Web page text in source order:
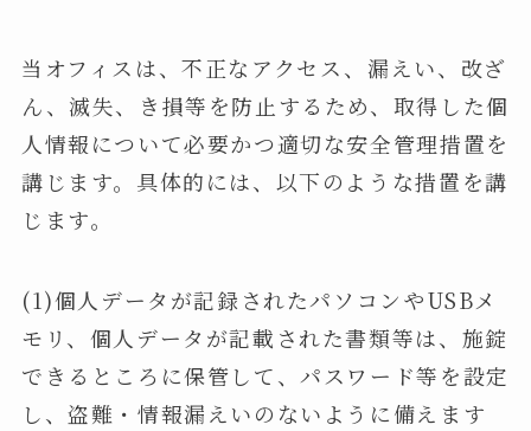
当オフィスは、不正なアクセス、漏えい、改ざ
ん、滅失、き損等を防止するため、取得した個
人情報について必要かつ適切な安全管理措置を
講じます。具体的には、以下のような措置を講
じます。
(1)個人データが記録されたパソコンやUSBメ
モリ、個人データが記載された書類等は、施錠
できるところに保管して、パスワード等を設定
し、盗難・情報漏えいのないように備えます